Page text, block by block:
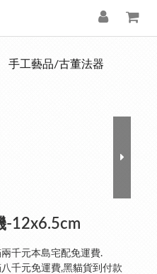
手工藝品/古董法器
-12x6.5cm
千元本島宅配免運費.
千元免運費,黑貓貨到付款